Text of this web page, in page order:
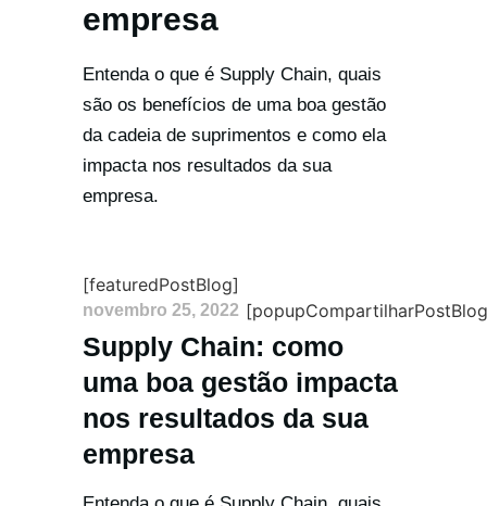
empresa
Entenda o que é Supply Chain, quais
são os benefícios de uma boa gestão
da cadeia de suprimentos e como ela
impacta nos resultados da sua
empresa.
[featuredPostBlog]
novembro 25, 2022
Supply Chain: como
uma boa gestão impacta
nos resultados da sua
empresa